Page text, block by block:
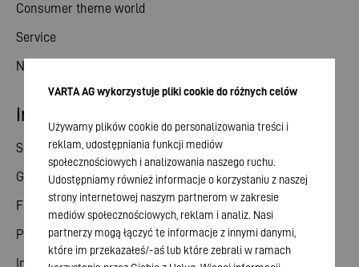
Consumer theme world
Service
News
Investor relations
Share
General meeting
Financial calendar
Publications
Investor contact
VARTA AG wykorzystuje pliki cookie do różnych celów
Używamy plików cookie do personalizowania treści i
reklam, udostępniania funkcji mediów
społecznościowych i analizowania naszego ruchu.
Udostępniamy również informacje o korzystaniu z naszej
strony internetowej naszym partnerom w zakresie
mediów społecznościowych, reklam i analiz. Nasi
partnerzy mogą łączyć te informacje z innymi danymi,
które im przekazałeś/-aś lub które zebrali w ramach